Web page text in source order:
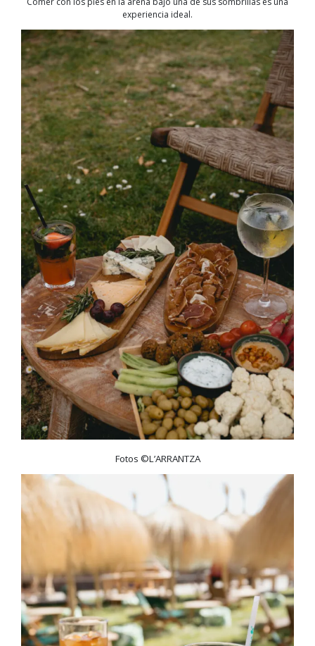
experiencia ideal.
Fotos ©L’ARRANTZA